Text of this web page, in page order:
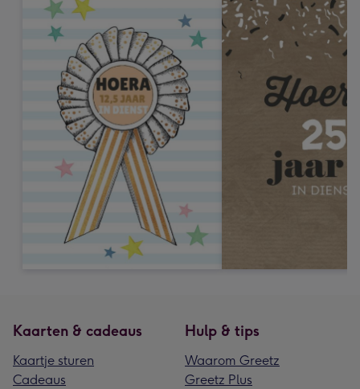
Kaarten & cadeaus
Kaartje sturen
Cadeaus
Hulp & tips
Waarom Greetz
Greetz Plus